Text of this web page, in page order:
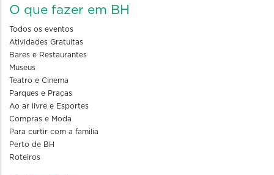
O que fazer em BH
Todos os eventos
Atividades Gratuitas
Bares e Restaurantes
Museus
Teatro e Cinema
Parques e Praças
Ao ar livre e Esportes
Compras e Moda
Para curtir com a familia
Perto de BH
Roteiros